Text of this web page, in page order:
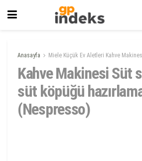
Anasayfa Miele Küçük Ev Aletleri Kahve
Kahve Makinesi Süt
süt köpüğü
(Nespresso)